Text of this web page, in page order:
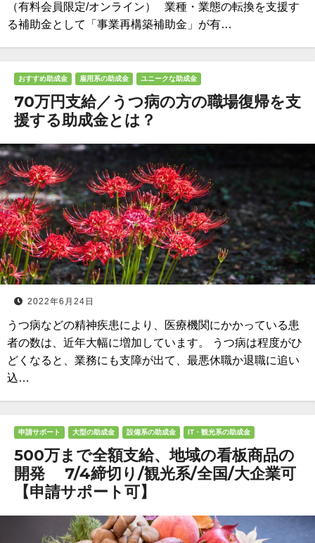
（有料会員限定/オンライン） 業種・業態の転換を支援す
る補助金として「事業再構築補助金」が有…
おすすめ助成金 雇用系の助成金 ユニークな助成金
70万円支給／うつ病の方の職場復帰を支
援する助成金とは？
2022年6月24日
うつ病などの精神疾患により、医療機関にかかっている患
者の数は、近年大幅に増加しています。 うつ病は程度がひ
どくなると、業務にも支障が出て、最悪休職か退職に追い
込…
申請サポート 大型の助成金 設備系の助成金 IT・観光系の助成金
500万まで全額支給、地域の看板商品の
開発 7/4締切り/観光系/全国/大企業可
【申請サポート可】